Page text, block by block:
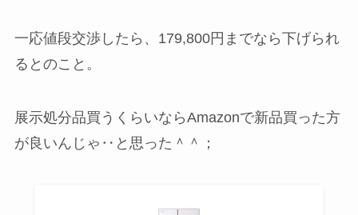
一応値段交渉したら、179,800円までなら下げられ
るとのこと。
展示処分品買うくらいならAmazonで新品買った方
が良いんじゃ‥と思った＾＾；